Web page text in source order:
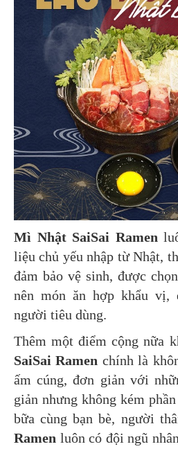
Mì Nhật SaiSai Ramen
liệu chủ yếu nhập từ Nhật,
đảm bảo vệ sinh, được
nên món ăn hợp khẩu vị,
người tiêu dùng.
Thêm một điểm cộng nữa
SaiSai Ramen chính là
ấm cúng, đơn giản với
giản nhưng không kém
bữa cùng bạn bè, người
Ramen luôn có đội ngũ